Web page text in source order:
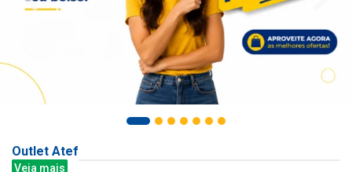
Outlet Atef
Veja mais